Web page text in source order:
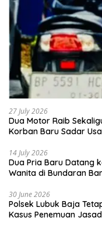
27 July 2026
Dua Motor Raib
Korban Baru Sadar
14 July 2026
Dua Pria Baru Datang
Wanita di Bundaran
30 June 2026
Polsek Lubuk Baja
Kasus Penemuan